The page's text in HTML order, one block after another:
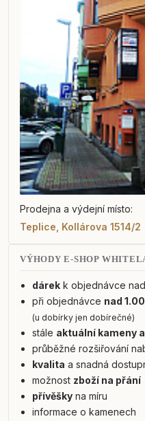
Prodejna a výdejní místo:
Teplice, Kollárova 1514/2
VÝHODY E-SHOP
dárekk objednávce
při objednávce nad
(u dobírky jen dobírečné)
stále aktuální kameny
průběžné rozšiřování
kvalita a snadná
možnost zboží na přání
přívěškyna míru
informace o kamenech